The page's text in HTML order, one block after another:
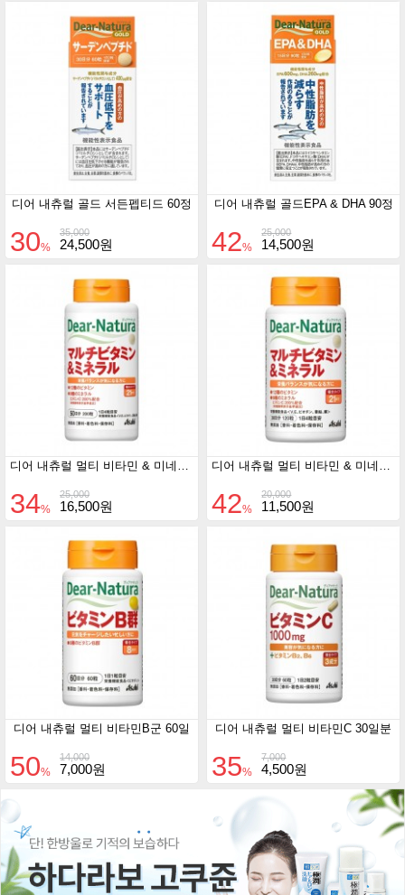
디어 내츄럴 골드 서든펩티드 60정
35,000
30% 24,500원
디어 내츄럴 골드EPA & DHA 90정
25,000
42% 14,500원
디어 내츄럴 멀티 비타민 & 미네랄 50일분
25,000
34% 16,500원
디어 내츄럴 멀티 비타민 & 미네랄 30일분
20,000
42% 11,500원
디어 내츄럴 멀티 비타민B군 60일
14,000
50% 7,000원
디어 내츄럴 멀티 비타민C 30일분
7,000
35% 4,500원